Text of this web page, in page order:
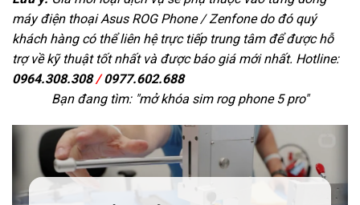
máy điện thoại Asus ROG Phone / Zenfone do đó quý
khách hàng có thể liên hệ trực tiếp trung tâm để được hỗ
trợ về kỹ thuật tốt nhất và được báo giá mới nhất. Hotline:
0964.308.308/0977.602.688
Bạn đang tìm: "mở khóa sim rog phone 5 pro"